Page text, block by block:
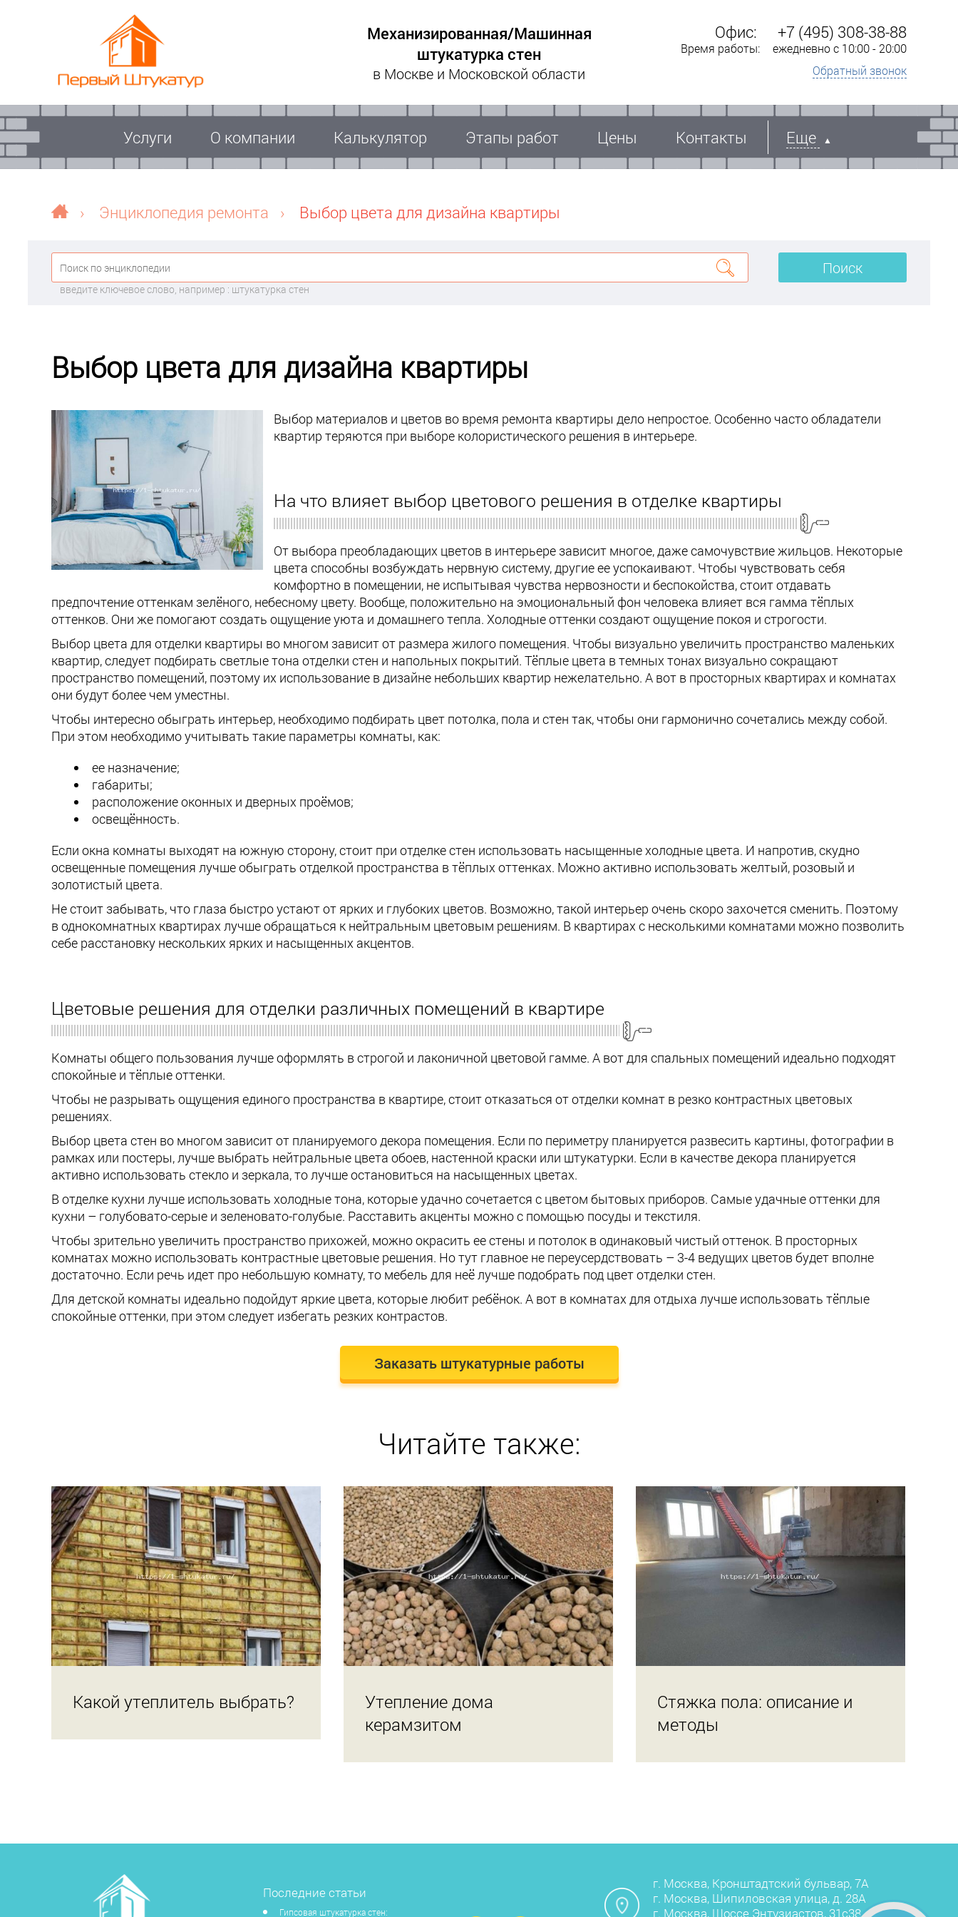
Механизированная/Машинная
штукатурка стен
в Москве и Московской области
Офис: +7 (495) 308-38-88
Время работы:
ежедневно с 10:00 - 20:00
Обратный звонок
Услуги О компании Калькулятор Этапы работ Цены Контакты Еще
› Энциклопедия ремонта › Выбор цвета для дизайна квартиры
Поиск
введите ключевое слово, например : штукатурка стен
Выбор цвета для дизайна квартиры
Выбор материалов и цветов во время ремонта квартиры дело непростое. Особенно часто обладатели
квартир теряются при выборе колористического решения в интерьере.
На что влияет выбор цветового решения в отделке квартиры
От выбора преобладающих цветов в интерьере зависит многое, даже самочувствие жильцов. Некоторые
цвета способны возбуждать нервную систему, другие ее успокаивают. Чтобы чувствовать себя
комфортно в помещении, не испытывая чувства нервозности и беспокойства, стоит отдавать
предпочтение оттенкам зелёного, небесному цвету. Вообще, положительно на эмоциональный фон человека влияет вся гамма тёплых
оттенков. Они же помогают создать ощущение уюта и домашнего тепла. Холодные оттенки создают ощущение покоя и строгости.
Выбор цвета для отделки квартиры во многом зависит от размера жилого помещения. Чтобы визуально увеличить пространство маленьких
квартир, следует подбирать светлые тона отделки стен и напольных покрытий. Тёплые цвета в темных тонах визуально сокращают
пространство помещений, поэтому их использование в дизайне небольших квартир нежелательно. А вот в просторных квартирах и комнатах
они будут более чем уместны.
Чтобы интересно обыграть интерьер, необходимо подбирать цвет потолка, пола и стен так, чтобы они гармонично сочетались между собой.
При этом необходимо учитывать такие параметры комнаты, как:
ее назначение;
габариты;
расположение оконных и дверных проёмов;
освещённость.
Если окна комнаты выходят на южную сторону, стоит при отделке стен использовать насыщенные холодные цвета. И напротив, скудно
освещенные помещения лучше обыграть отделкой пространства в тёплых оттенках. Можно активно использовать желтый, розовый и
золотистый цвета.
Не стоит забывать, что глаза быстро устают от ярких и глубоких цветов. Возможно, такой интерьер очень скоро захочется сменить. Поэтому
в однокомнатных квартирах лучше обращаться к нейтральным цветовым решениям. В квартирах с несколькими комнатами можно позволить
себе расстановку нескольких ярких и насыщенных акцентов.
Цветовые решения для отделки различных помещений в квартире
Комнаты общего пользования лучше оформлять в строгой и лаконичной цветовой гамме. А вот для спальных помещений идеально подходят
спокойные и тёплые оттенки.
Чтобы не разрывать ощущения единого пространства в квартире, стоит отказаться от отделки комнат в резко контрастных цветовых
решениях.
Выбор цвета стен во многом зависит от планируемого декора помещения. Если по периметру планируется развесить картины, фотографии в
рамках или постеры, лучше выбрать нейтральные цвета обоев, настенной краски или штукатурки. Если в качестве декора планируется
активно использовать стекло и зеркала, то лучше остановиться на насыщенных цветах.
В отделке кухни лучше использовать холодные тона, которые удачно сочетается с цветом бытовых приборов. Самые удачные оттенки для
кухни – голубовато-серые и зеленовато-голубые. Расставить акценты можно с помощью посуды и текстиля.
Чтобы зрительно увеличить пространство прихожей, можно окрасить ее стены и потолок в одинаковый чистый оттенок. В просторных
комнатах можно использовать контрастные цветовые решения. Но тут главное не переусердствовать – 3-4 ведущих цветов будет вполне
достаточно. Если речь идет про небольшую комнату, то мебель для неё лучше подобрать под цвет отделки стен.
Для детской комнаты идеально подойдут яркие цвета, которые любит ребёнок. А вот в комнатах для отдыха лучше использовать тёплые
спокойные оттенки, при этом следует избегать резких контрастов.
Заказать штукатурные работы
Читайте также:
Какой утеплитель выбрать?
Утепление дома
керамзитом
Стяжка пола: описание и
методы
Последние статьи
Гипсовая штукатурка стен:
г. Москва, Кронштадтский бульвар, 7А
г. Москва, Шипиловская улица, д. 28А
г. Москва, Шоссе Энтузиастов, 31с38